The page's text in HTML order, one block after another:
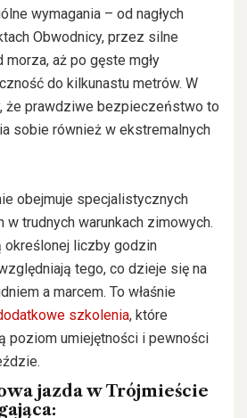
wymagania – od nagłych
Obwodnicy, przez silne
aż po gęste mgły
do kilkunastu metrów. W
że prawdziwe bezpieczeństwo to
sobie również w ekstremalnych
obejmuje specjalistycznych
w trudnych warunkach zimowych.
określonej liczby godzin
tego, co dzieje się na
a marcem. To właśnie
szkolenia, które
poziom umiejętności i pewności
jazda w Trójmieście